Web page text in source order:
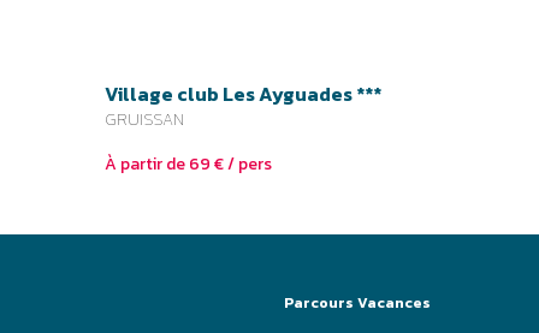
Village club Les Ayguades ***
À partir de 69 € / pers
Parcours Vacances